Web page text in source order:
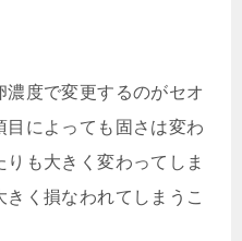
度で変更するのがセオ
目によっても固さは変わ
も大きく変わってしま
く損なわれてしまうこ